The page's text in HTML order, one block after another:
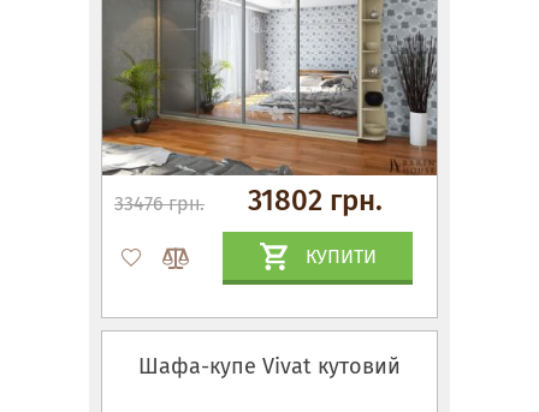
33476 грн. 31802 грн.
КУПИТИ
Шафа-купе Vivat кутовий